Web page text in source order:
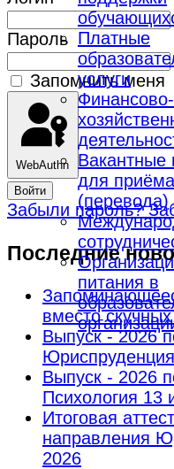
Платные
услуги
Финансово-
Вакантные
для приёма
(перевода)
питания в
Пароль
Запомнить меня
WebAuthn
Войти
Забыли пароль?
Последние
вместо
Выпуск - 2026
Юриспруденция
Выпуск - 2026
Психология 13
Итоговая
направления
2026